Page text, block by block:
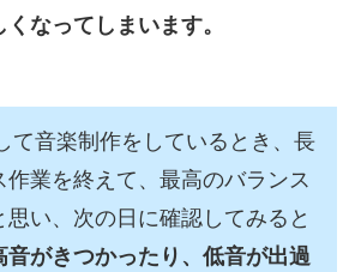
なってしまいます。
て音楽制作をしているとき、長
作業を終えて、最高のバランス
思い、次の日に確認してみると
音がきつかったり、低音が出過